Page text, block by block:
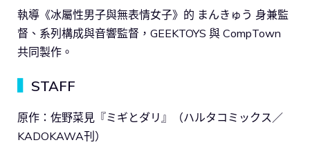
執導《冰屬性男子與無表情女子》的 まんきゅう 身兼監
督、系列構成與音響監督，GEEKTOYS 與 CompTown
共同製作。
STAFF
原作：佐野菜見『ミギとダリ』（ハルタコミックス／
KADOKAWA刊）